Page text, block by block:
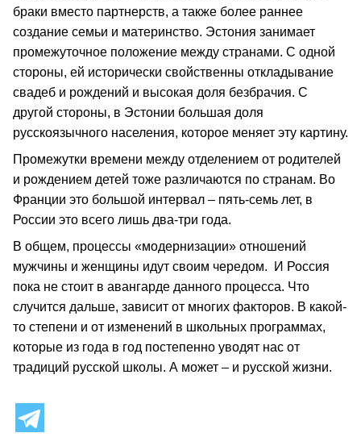
браки вместо партнерств, а также более раннее
создание семьи и материнство. Эстония занимает
промежуточное положение между странами. С одной
стороны, ей исторически свойственны откладывание
свадеб и рождений и высокая доля безбрачия. С
другой стороны, в Эстонии большая доля
русскоязычного населения, которое меняет эту картину.
Промежутки времени между отделением от родителей
и рождением детей тоже различаются по странам. Во
Франции это большой интервал – пять-семь лет, в
России это всего лишь два-три года.
В общем, процессы «модернизации» отношений
мужчины и женщины идут своим чередом. И Россия
пока не стоит в авангарде данного процесса. Что
случится дальше, зависит от многих факторов. В какой-
то степени и от изменений в школьных программах,
которые из года в год постепенно уводят нас от
традиций русской школы. А может – и русской жизни.